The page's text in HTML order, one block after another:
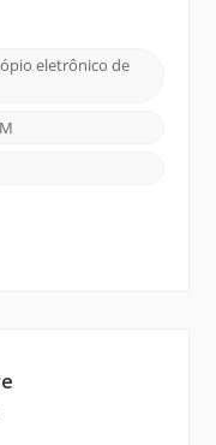
ferramentas de
(FE SEM), e o
capacidades
Nesta
eletrônico de